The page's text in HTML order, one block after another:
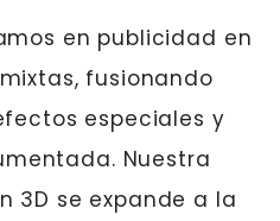
en publicidad en
fusionando
especiales y
Nuestra
3D se expande a la